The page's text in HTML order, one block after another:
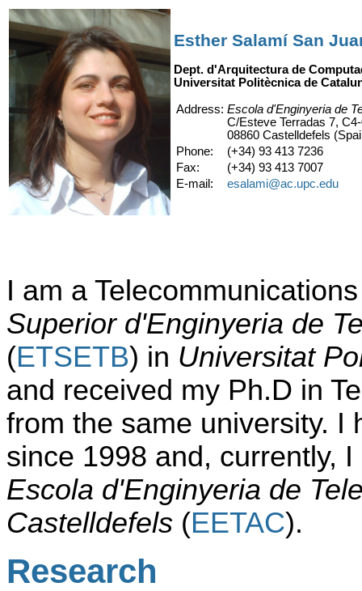
Esther Salamí San
Dept. d'Arquitectura de
Universitat Politècnica de
Address: Escola d'Enginyeria de
C/Esteve Terradas 7,
08860 Castelldefels
Phone:
(+34) 93 413 7236
Fax:
(+34) 93 413 7007
E-mail:
esalami@ac.upc.edu
I am a
Superior d'Enginyeria de
(ETSETB) in Universitat
and received my Ph.D in
from the same university. I
since 1998 and, currently,
Escola d'Enginyeria de
Castelldefels (EETAC).
Research